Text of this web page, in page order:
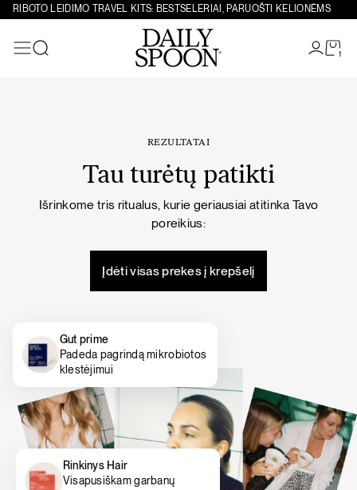
Eiti prie turinio
RIBOTO LEIDIMO TRAVEL KITS: BESTSELERIAI, PARUOŠTI KELIONĖMS
1
REZULTATAI
Tau turėtų patikti
Išrinkome tris ritualus, kurie geriausiai atitinka Tavo
poreikius:
Įdėti visas prekes į krepšelį
Gut prime
Padeda pagrindą mikrobiotos
klestėjimui
Rinkinys Hair
Visapusiškam garbanų